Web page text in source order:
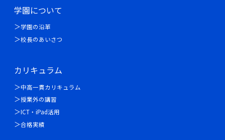
学園について
学園の沿革
校長のあいさつ
カリキュラム
中高一貫カリキュラム
授業外の講習
ICT・iPad活用
合格実績